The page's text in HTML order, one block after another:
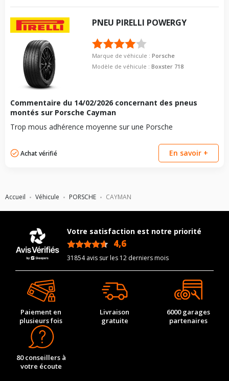
Accueil Véhicule PORSCHE CAYMAN
PNEU PIRELLI POWERGY
Marque de véhicule : Porsche
Modèle de véhicule : Boxster 718
Commentaire du 14/02/2026 concernant des pneus
montés sur Porsche Cayman
Trop mous adhérence moyenne sur une Porsche
Achat vérifié En savoir +
Votre satisfaction est notre priorité
4,6
31854 avis sur les 12 derniers mois
Paiement en
plusieurs fois
Livraison
gratuite
6000 garages
partenaires
80 conseillers à
votre écoute